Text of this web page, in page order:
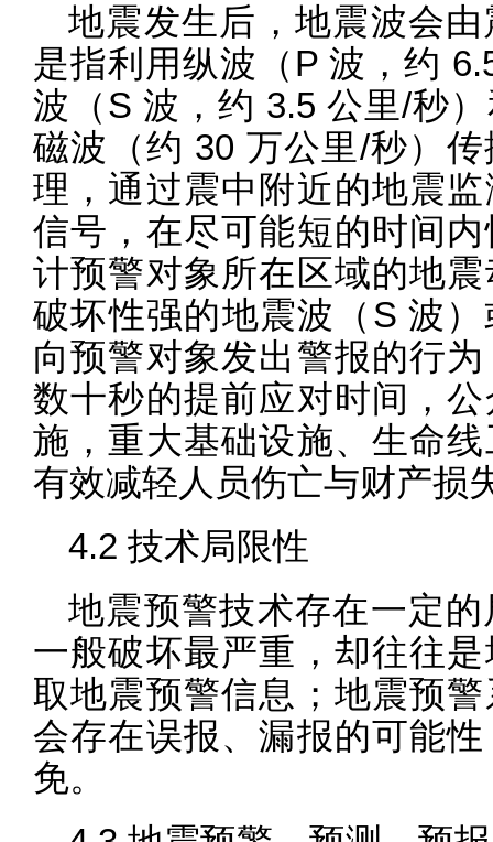
地震发生后，地震波会
是指利用纵波（P 波，约
波（S 波，约 3.5 公里/秒
磁波（约 30 万公里/秒）
理，通过震中附近的地震
信号，在尽可能短的时间
计预警对象所在区域的地
破坏性强的地震波（S 波
向预警对象发出警报的行
数十秒的提前应对时间，
施，重大基础设施、生命
有效减轻人员伤亡与财产损
4.2 技术局限性
地震预警技术存在一定
一般破坏最严重，却往往
取地震预警信息；地震预
会存在误报、漏报的可能
免。